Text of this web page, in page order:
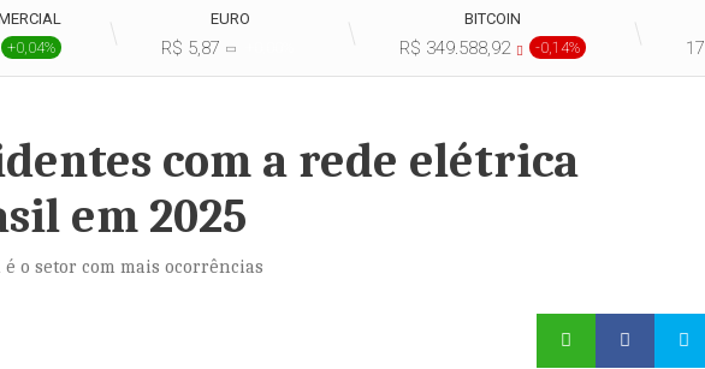
+0,04%
EURO
R$ 5,87
BITCOIN
R$ 349.588,92 -0,14%
com a rede elétrica
em 2025
o setor com mais ocorrências